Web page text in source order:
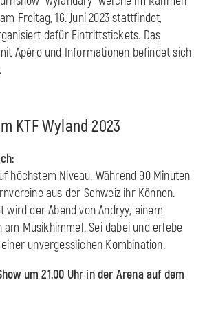
Freitag, 16. Juni 2023 stattfindet,
dafür Eintrittstickets. Das
Apéro und Informationen befindet sich
KTF Wyland 2023
höchstem Niveau. Während 90 Minuten
aus der Schweiz ihr Können.
wird der Abend von Andryy, einem
Musikhimmel. Sei dabei und erlebe
unvergesslichen Kombination.
um 21.00 Uhr in der Arena auf dem